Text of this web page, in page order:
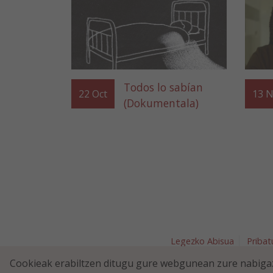
22 Oct
Todos lo sabían
(Dokumentala)
13
Legezko Abisua
Plaza
Cookieak erabiltzen ditugu gure webgunean zure